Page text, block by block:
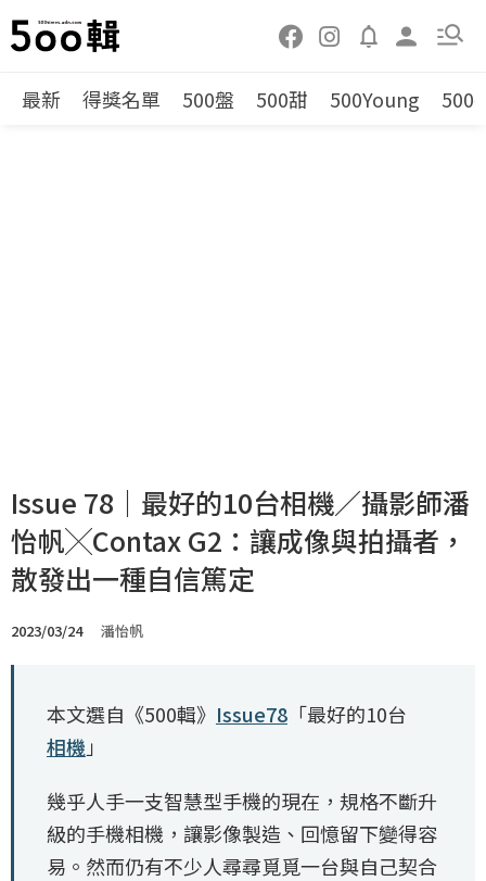
最新 得獎名單 500盤 500甜 500Young 500
Issue 78｜最好的10台相機／攝影師潘
怡帆╳Contax G2：讓成像與拍攝者，
散發出一種自信篤定
2023/03/24 潘怡帆
本文選自《500輯》 Issue78「最好的10台
相機 」
幾乎人手一支智慧型手機的現在，規格不斷升
級的手機相機，讓影像製造、回憶留下變得容
易。然而仍有不少人尋尋覓覓一台與自己契合